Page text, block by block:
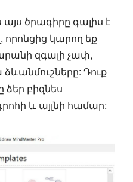
ծրագիրը գալիս է
կարող եք
զգալի չափ,
Դուք
ձեր բիզնես
և այլնի համար: